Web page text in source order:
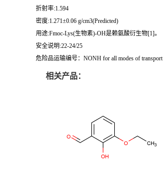
折射率:1.594
密度:1.271±0.06 g/cm3(Predicted)
用途:Fmoc-Lys(生物素)-OH是赖氨酸衍生物[1]。
安全说明:22-24/25
危险品运输编号：NONH for all modes of transport
相关产品：